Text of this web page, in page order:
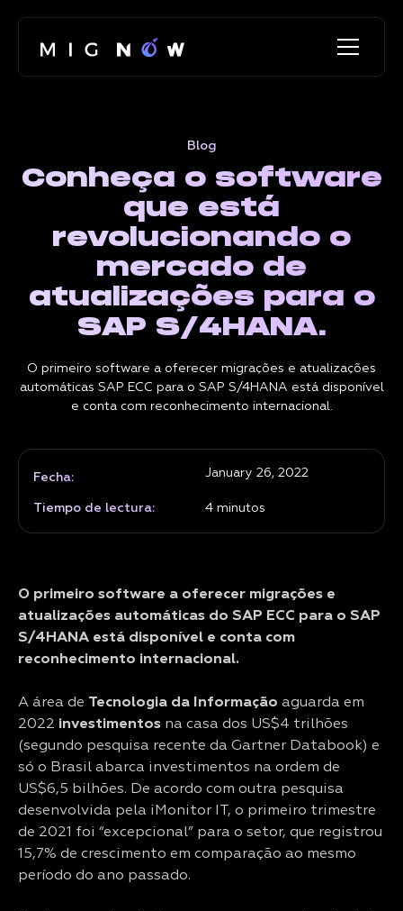
Blog
Conheça o software
que está
revolucionando o
mercado de
atualizações para o
SAP S/4HANA.
O primeiro software a oferecer migrações e atualizações
automáticas SAP ECC para o SAP S/4HANA está disponível
e conta com reconhecimento internacional.
Fecha: January 26, 2022
Tiempo de lectura: 4 minutos
O primeiro software a oferecer migrações e
atualizações automáticas do SAP ECC para o SAP
S/4HANA está disponível e conta com
reconhecimento internacional.
A área de Tecnologia da Informação aguarda em
2022 investimentos na casa dos US$4 trilhões
(segundo pesquisa recente da Gartner Databook) e
só o Brasil abarca investimentos na ordem de
US$6,5 bilhões. De acordo com outra pesquisa
desenvolvida pela iMonitor IT, o primeiro trimestre
de 2021 foi “excepcional” para o setor, que registrou
15,7% de crescimento em comparação ao mesmo
período do ano passado.